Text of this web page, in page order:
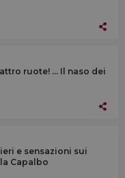
ruote! … Il naso dei
e sensazioni sui
Capalbo